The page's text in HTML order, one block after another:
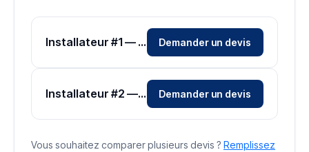
Installateur #1 — Zone Cher Demander un devis
Installateur #2 — Zone Cher Demander un devis
Vous souhaitez comparer plusieurs devis ? Remplissez